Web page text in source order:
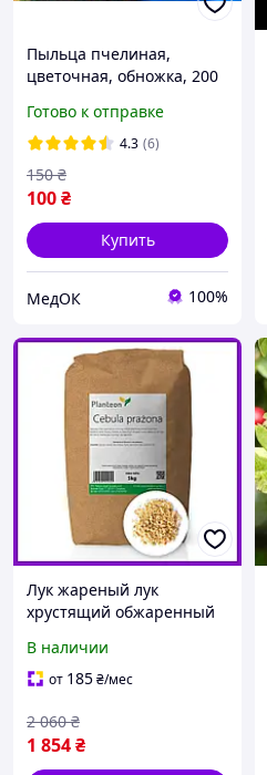
Пыльца пчелиная,
цветочная, обножка, 200
энергии
Готово к отправке
4.3 (6)
100₴
150 ₴
Купить
МедОК 100%
Лук жареный лук
хрустящий обжаренный
сушеный лук 5 кг PL DOB
В наличии
от 185₴/мес
1 854₴
2 060 ₴